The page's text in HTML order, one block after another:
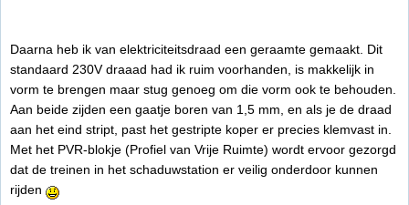
Daarna heb ik van elektriciteitsdraad een geraamte gemaakt. Dit
standaard 230V draaad had ik ruim voorhanden, is makkelijk in
vorm te brengen maar stug genoeg om die vorm ook te behouden.
Aan beide zijden een gaatje boren van 1,5 mm, en als je de draad
aan het eind stript, past het gestripte koper er precies klemvast in.
Met het PVR-blokje (Profiel van Vrije Ruimte) wordt ervoor gezorgd
dat de treinen in het schaduwstation er veilig onderdoor kunnen
rijden